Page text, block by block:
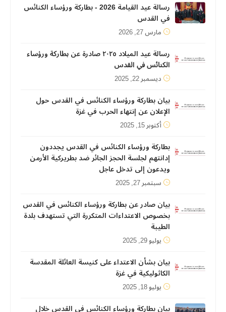
رسالة عيد القيامة 2026 - بطاركة ورؤساء الكنائس
في القدس
مارس 27, 2026
رسالة عيد الميلاد ٢٠٢٥ صادرة عن ﺑﻄﺎرﻛﺔ ورؤﺳﺎء
اﻟﻜﻨﺎﺋﺲ ﻓﻲ اﻟﻘﺪس
ديسمبر 22, 2025
بيان بطاركة ورؤساء الكنائس في القدس حول
الإعلان عن إنتهاء الحرب في غزة
أكتوبر 15, 2025
بطاركة ورؤساء الكنائس في القدس يجددون
إدانتهم لجلسة الحجز الجائر ضد بطريركية الأرمن
ويدعون إلى تدخل عاجل
سبتمبر 27, 2025
بيان صادر عن بطاركة ورؤساء الكنائس في القدس
بخصوص الاعتداءات المتكررة التي تستهدف بلدة
الطيبة
يوليو 29, 2025
بيان بشأن الاعتداء على كنيسة العائلة المقدسة
الكاثوليكية في غزة
يوليو 18, 2025
بيان بطاركة ورؤساء الكنائس في القدس خلال